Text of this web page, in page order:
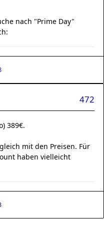
nach "Prime Day"
472
389€.
mit den Preisen. Für
haben vielleicht